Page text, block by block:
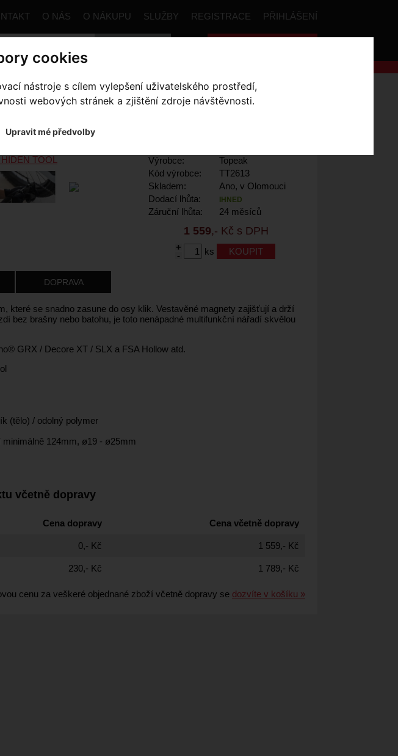
cookies
nástroje s cílem vylepšení uživatelského prostředí,
webových stránek a zjištění zdroje návštěvnosti.
Upravit mé předvolby
O NÁS O NÁKUPU SLUŽBY REGISTRACE PŘIHLÁŠENÍ
SWAT MTB TOPEAK NÁŘADÍ BB HIDEN TOOL
TOOL
Výrobce:
Topeak
Kód výrobce:
TT2613
Skladem:
Ano, v Olomouci
Dodací lhůta:
IHNED
Záruční lhůta: 24 měsíců
1 559,- Kč s DPH
+
-
ks
DOPRAVA
které se snadno zasune do osy klik. Vestavěné magnety zajišťují a drží
bez brašny nebo batohu, je toto nenápadné multifunkční nářadí skvělou
GRX / Decore XT / SLX a FSA Hollow atd.
(tělo) / odolný polymer
124mm, ø19 - ø25mm
včetně dopravy
Cena dopravy Cena včetně dopravy
0,- Kč 1 559,- Kč
230,- Kč 1 789,- Kč
cenu za veškeré objednané zboží včetně dopravy se dozvíte v košíku »